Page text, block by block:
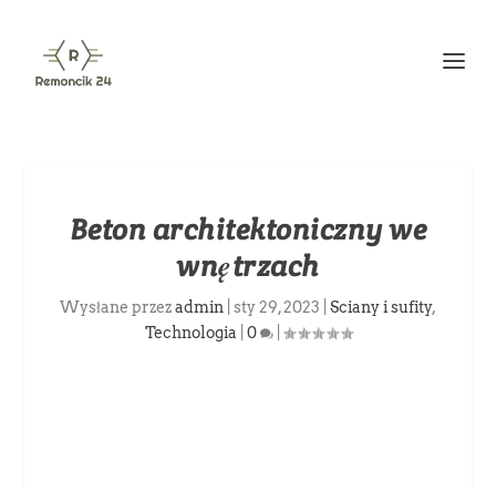
Beton architektoniczny we
wnętrzach
Wysłane przezadmin sty 29, 2023 Sciany i sufity,
Technologia
0 |